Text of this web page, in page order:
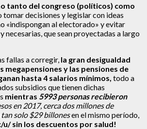
tanto del congreso (políticos) como
tomar decisiones y legislar con ideas
«indispongan al electorado» y evitar
necesarias, que sean proyectadas a largo
fallas a corregir, la gran desigualdad
megapensiones y las pensiones de
hasta 4 salarios mínimos, todo a
subsidios que tienen dichas
mientras 5993 personas recibieron
en 2017, cerca dos millones de
solo $29 billonesen el mismo período,
u/ sin los descuentos por salud!